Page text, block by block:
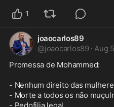
1
joaocarlos89
@joaocarlos89 · Aug 5
Promessa de Mohammed:
- Nenhum direito das
- Morte a todos os não